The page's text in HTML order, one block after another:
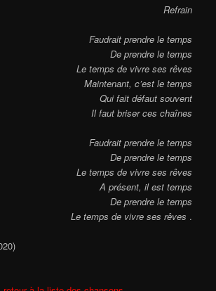
Refrain
Faudrait prendre le temps
De prendre le temps
Le temps de vivre ses rêves
Maintenant, c’est le temps
Qui fait défaut souvent
Il faut briser ces chaînes
Faudrait prendre le temps
De prendre le temps
Le temps de vivre ses rêves
A présent, il est temps
De prendre le temps
Le temps de vivre ses rêves .